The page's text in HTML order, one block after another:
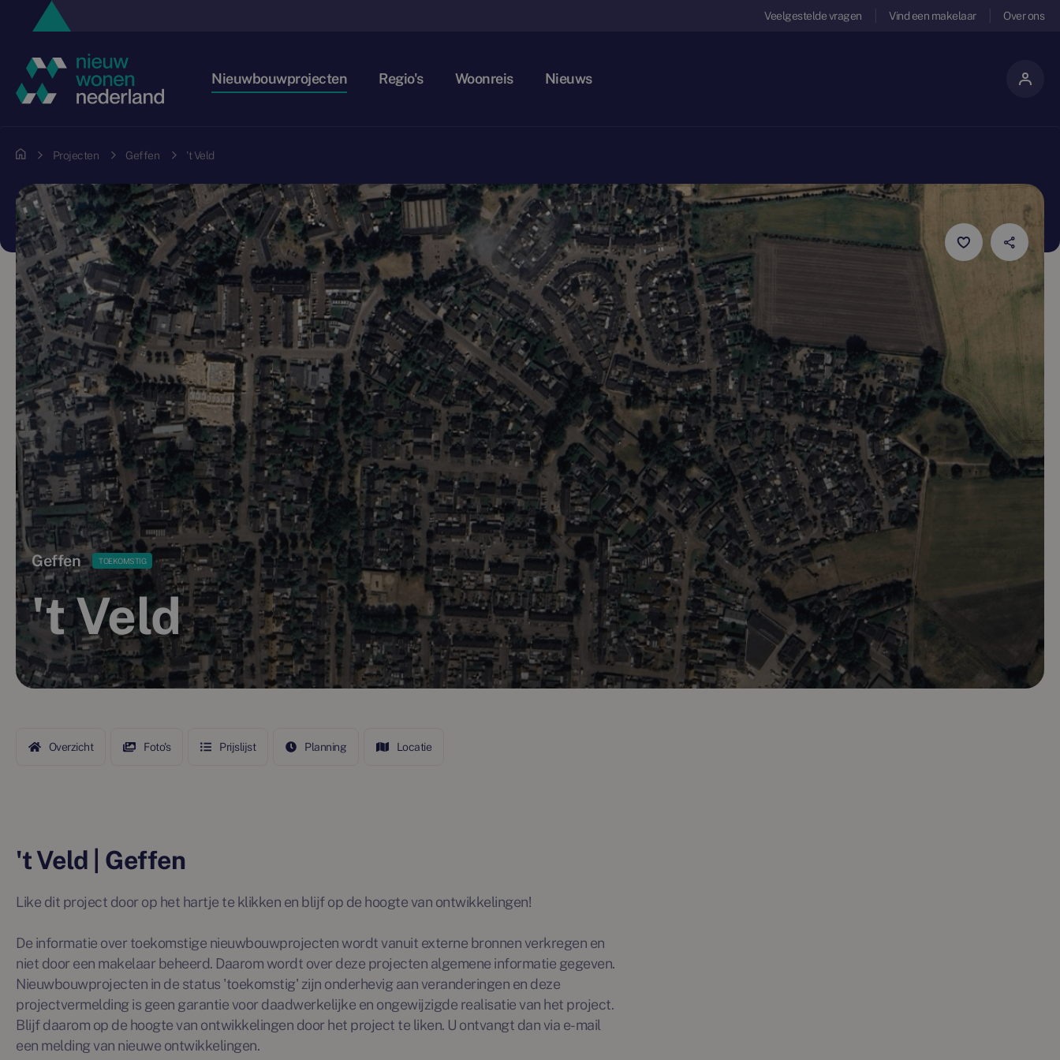
Veelgestelde vragen Vind een makelaar Over ons
Nieuwbouwprojecten Regio's Woonreis Nieuws
Projecten Geffen 't Veld
Geffen TOEKOMSTIG
't Veld
Overzicht Foto's Prijslijst Planning Locatie
't Veld | Geffen
Like dit project door op het hartje te klikken en blijf op de hoogte van ontwikkelingen!
De informatie over toekomstige nieuwbouwprojecten wordt vanuit externe bronnen verkregen en
niet door een makelaar beheerd. Daarom wordt over deze projecten algemene informatie gegeven.
Nieuwbouwprojecten in de status 'toekomstig' zijn onderhevig aan veranderingen en deze
projectvermelding is geen garantie voor daadwerkelijke en ongewijzigde realisatie van het project.
Blijf daarom op de hoogte van ontwikkelingen door het project te liken. U ontvangt dan via e-mail
een melding van nieuwe ontwikkelingen.